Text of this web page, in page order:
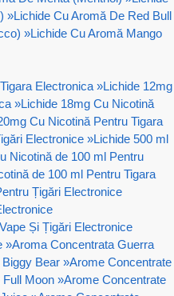
»Lichide Cu Aromă De Red Bull
»Lichide Cu Aromă Mango
Electronica »Lichide 12mg
»Lichide 18mg Cu Nicotină
Cu Nicotină Pentru Tigara
Electronice »Lichide 500 ml
Nicotină de 100 ml Pentru
de 100 ml Pentru Tigara
Țigări Electronice
Și Țigări Electronice
»Aroma Concentrata Guerra
Bear »Arome Concentrate
Moon »Arome Concentrate